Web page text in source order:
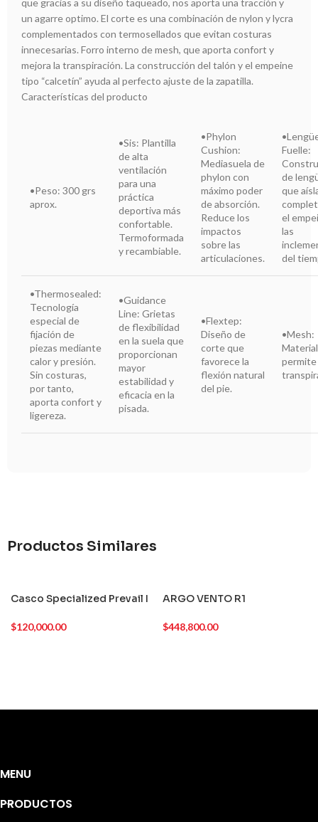
que gracias a su diseño taqueado, nos aporta una tracción y
un agarre optimo. El corte es una combinación de nylon y lycra
complementados con termosellados que evitan costuras
innecesarias. Forro interno de mesh, que aporta confort y
mejora la transpiración. La construcción del talón y el empeine
tipo “calcetín” ayuda al perfecto ajuste de la zapatilla.
Características del producto
•Peso: 300 grs
aprox.
•Sis: Plantilla
de alta
ventilación
para una
práctica
deportiva más
confortable.
Termoformada
y recambiable.
•Phylon
Cushion:
Mediasuela de
phylon con
máximo poder
de absorción.
Reduce los
impactos
sobre las
articulaciones.
Fuelle:
de
que
el
las
del
•Thermosealed:
Tecnología
especial de
fijación de
piezas mediante
calor y presión.
Sin costuras,
por tanto,
aporta confort y
ligereza.
•Guidance
Line: Grietas
de flexibilidad
en la suela que
proporcionan
mayor
estabilidad y
eficacia en la
pisada.
•Flextep:
Diseño de
corte que
favorece la
flexión natural
del pie.
•Mesh:
permite
Productos Similares
Casco Specialized Prevail I
$120,000.00
ARGO VENTO R1
$448,800.00
MENU
PRODUCTOS